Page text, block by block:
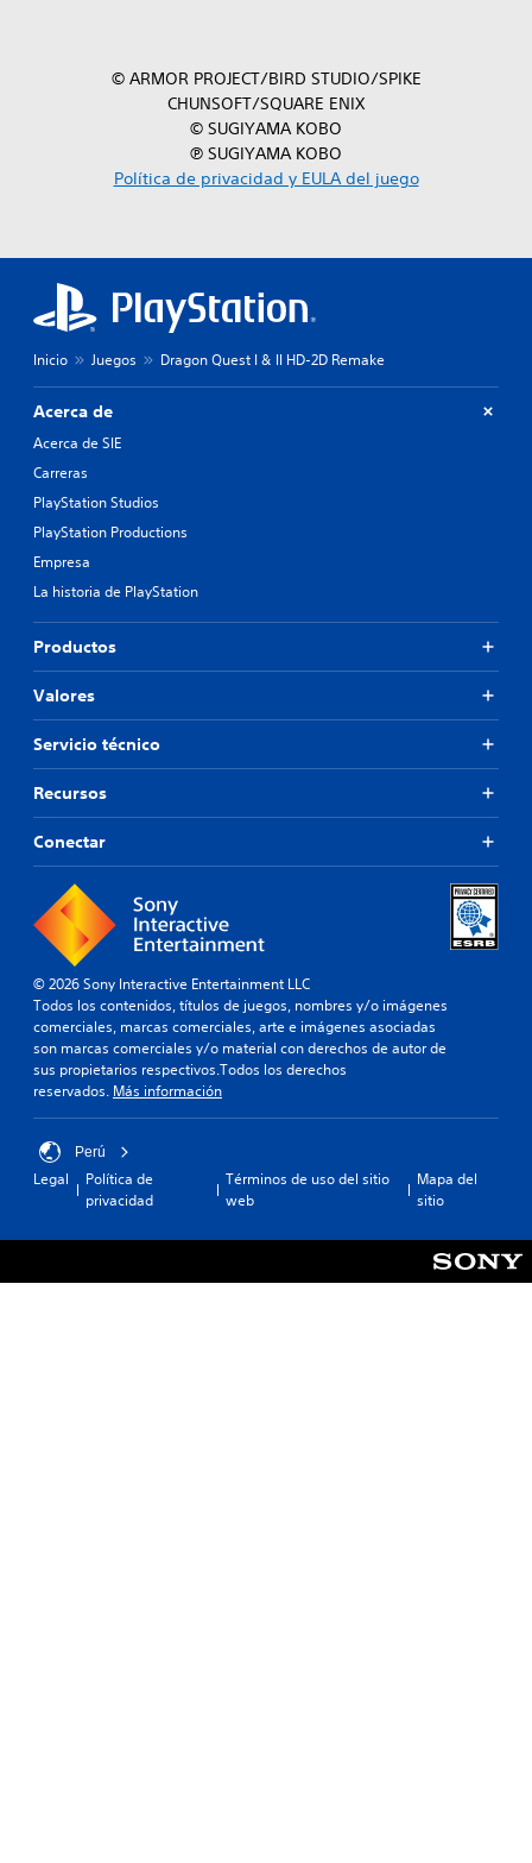
© ARMOR PROJECT/BIRD STUDIO/SPIKE
CHUNSOFT/SQUARE ENIX
© SUGIYAMA KOBO
℗ SUGIYAMA KOBO
Política de privacidad y EULA del juego
Inicio Juegos Dragon Quest I & II HD-2D Remake
Acerca de
Acerca de SIE
Carreras
PlayStation Studios
PlayStation Productions
Empresa
La historia de PlayStation
Productos
Valores
Servicio técnico
Recursos
Conectar
© 2026 Sony Interactive Entertainment LLC
Todos los contenidos, títulos de juegos, nombres y/o imágenes
comerciales, marcas comerciales, arte e imágenes asociadas
son marcas comerciales y/o material con derechos de autor de
sus propietarios respectivos.Todos los derechos
reservados. Más información
Perú
Legal
Política de
privacidad
Términos de uso del sitio
web
Mapa del
sitio